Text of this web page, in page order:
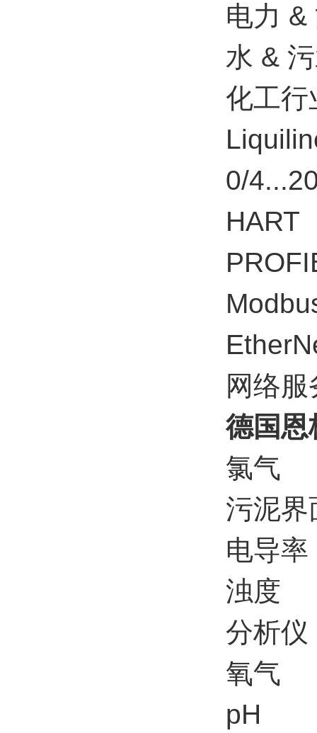
电力 &
水 &
化工行
0/
HART
网络服
德国恩
氯气
污泥界
电导率
浊度
分析仪
氧气
pH